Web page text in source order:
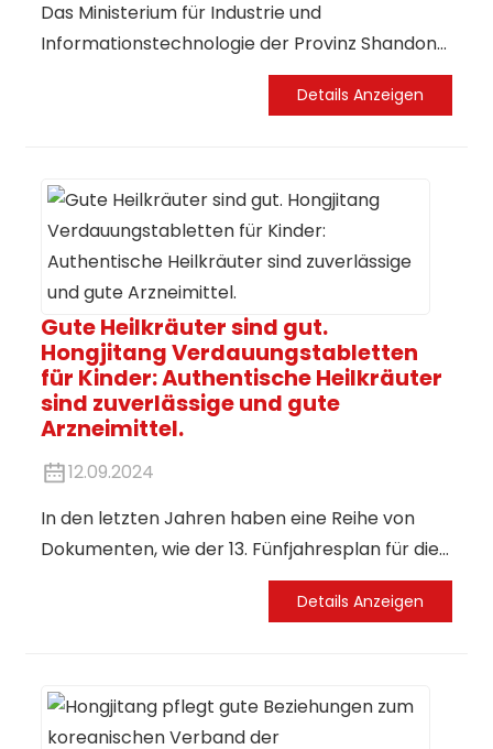
Das Ministerium für Industrie und
Informationstechnologie der Provinz Shandong
hat kürzlich die Liste der „Made in Shandong ·
Qilu Fine Products“ für 2024 offiziell bekannt
Yiming Tablet Honor – wurde in die Liste
aufgenommen und zählt damit zu den am
meisten erwarteten Produkten dieser Auswahl.
Details Anzeigen
Gute Heilkräuter sind gut.
Hongjitang Verdauungstabletten
für Kinder: Authentische Heilkräuter
sind zuverlässige und gute
Arzneimittel.
12.09.2024
In den letzten Jahren haben eine Reihe von
Dokumenten, wie der 13. Fünfjahresplan für die
Entwicklung der Traditionellen Chinesischen
Medizin und das Weißbuch über die
der traditionellen chinesischen Medizinindustrie
geschaffen; das Chinesische Medizingesetz der
Details Anzeigen